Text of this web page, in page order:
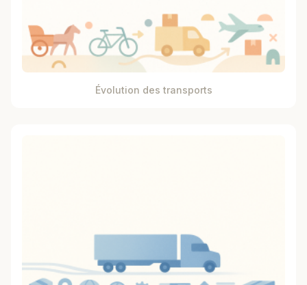
Évolution des transports